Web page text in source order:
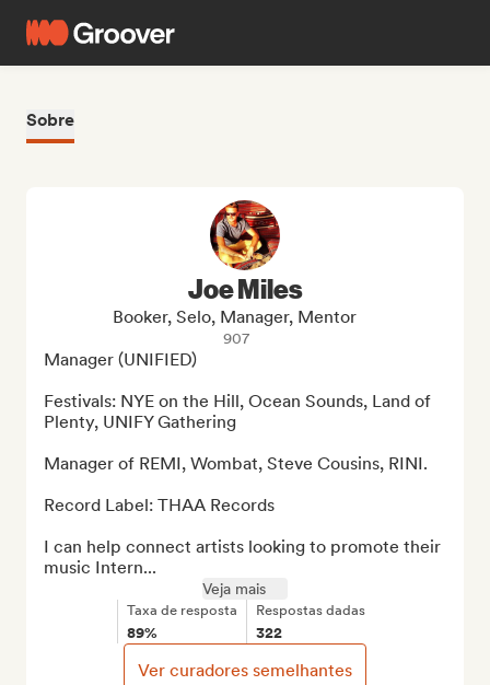
Sobre
Joe Miles
Booker, Selo, Manager, Mentor
907
Manager (UNIFIED)
Festivals: NYE on the Hill, Ocean Sounds, Land of
Plenty, UNIFY Gathering
Manager of REMI, Wombat, Steve Cousins, RINI.
Record Label: THAA Records
I can help connect artists looking to promote their
music Intern...
Veja mais
Taxa de resposta
89%
Respostas dadas
322
Ver curadores semelhantes